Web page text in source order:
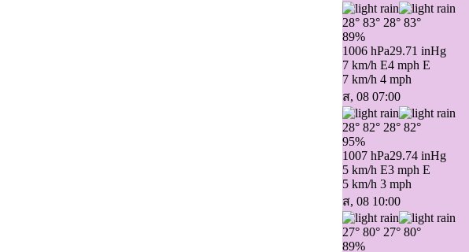
28° 83° 28° 83°
89%
1006 hPa29.71 inHg
7 km/h E4 mph E
7 km/h 4 mph
ส, 08 07:00
28° 82° 28° 82°
95%
1007 hPa29.74 inHg
5 km/h E3 mph E
5 km/h 3 mph
ส, 08 10:00
27° 80° 27° 80°
89%